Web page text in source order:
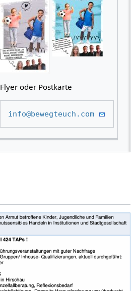
Flyer oder Postkarte
info@bewegteuch.com